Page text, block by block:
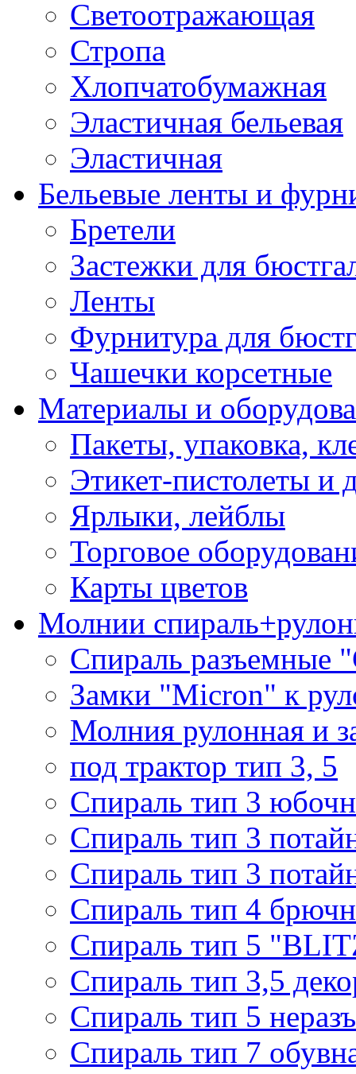
Светоотражающая
Стропа
Хлопчатобумажная
Эластичная бельевая
Эластичная
Бельевые ленты и
Бретели
Застежки для
Ленты
Фурнитура для
Чашечки корсетные
Материалы и
Пакеты, упаковка,
Этикет-пистолеты и
Ярлыки, лейблы
Торговое
Карты цветов
Молнии
Спираль разъемные
Замки "Micron" к
Молния рулонная и
под трактор тип 3, 5
Спираль тип 3
Спираль тип 3
Спираль тип 3
Спираль тип 4
Спираль тип 5
Спираль тип 3,5
Спираль тип 5
Спираль тип 7